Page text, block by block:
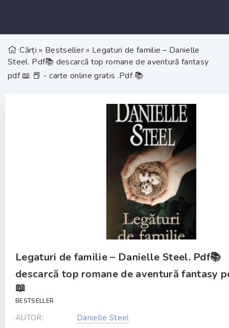
Cărți » Bestseller » Legaturi de familie – Danielle
Steel. Pdf📚 descarcă top romane de aventură fantasy
pdf 📖 📕 - carte online gratis .Pdf 📚
Legaturi de familie – Danielle Steel. Pdf📚
descarcă top romane de aventură fantasy
📖
BESTSELLER
AUTOR:
Danielle Steel